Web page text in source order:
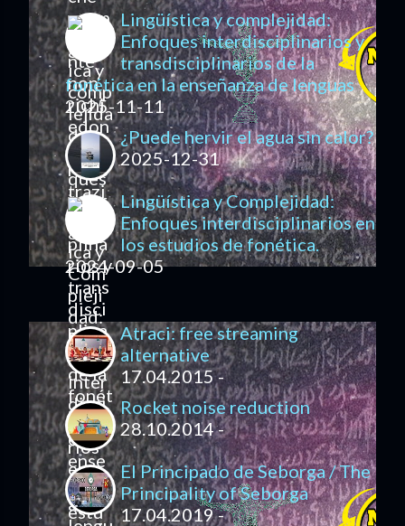
Lingüística y complejidad:
Enfoques interdisciplinarios y
transdisciplinarios de la
fonética en la enseñanza de lenguas
2025-11-11
¿Puede hervir el agua sin calor?
2025-12-31
Lingüística y Complejidad:
Enfoques interdisciplinarios en
los estudios de fonética.
2024-09-05
Atraci: free streaming
alternative
17.04.2015 -
Rocket noise reduction
28.10.2014 -
El Principado de Seborga / The
Principality of Seborga
17.04.2019 -